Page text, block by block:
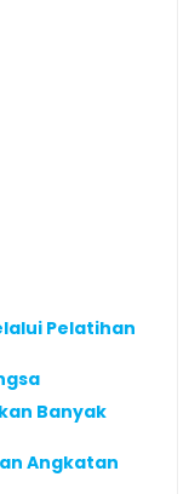
Pelatihan
Banyak
Angkatan